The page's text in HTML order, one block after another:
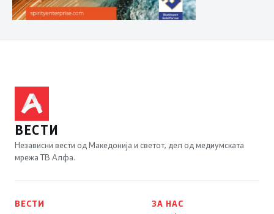
ВЕСТИ
Независни вести од Македонија и светот, дел од медиумската
мрежа ТВ Алфа.
ВЕСТИ
ЗА НАС